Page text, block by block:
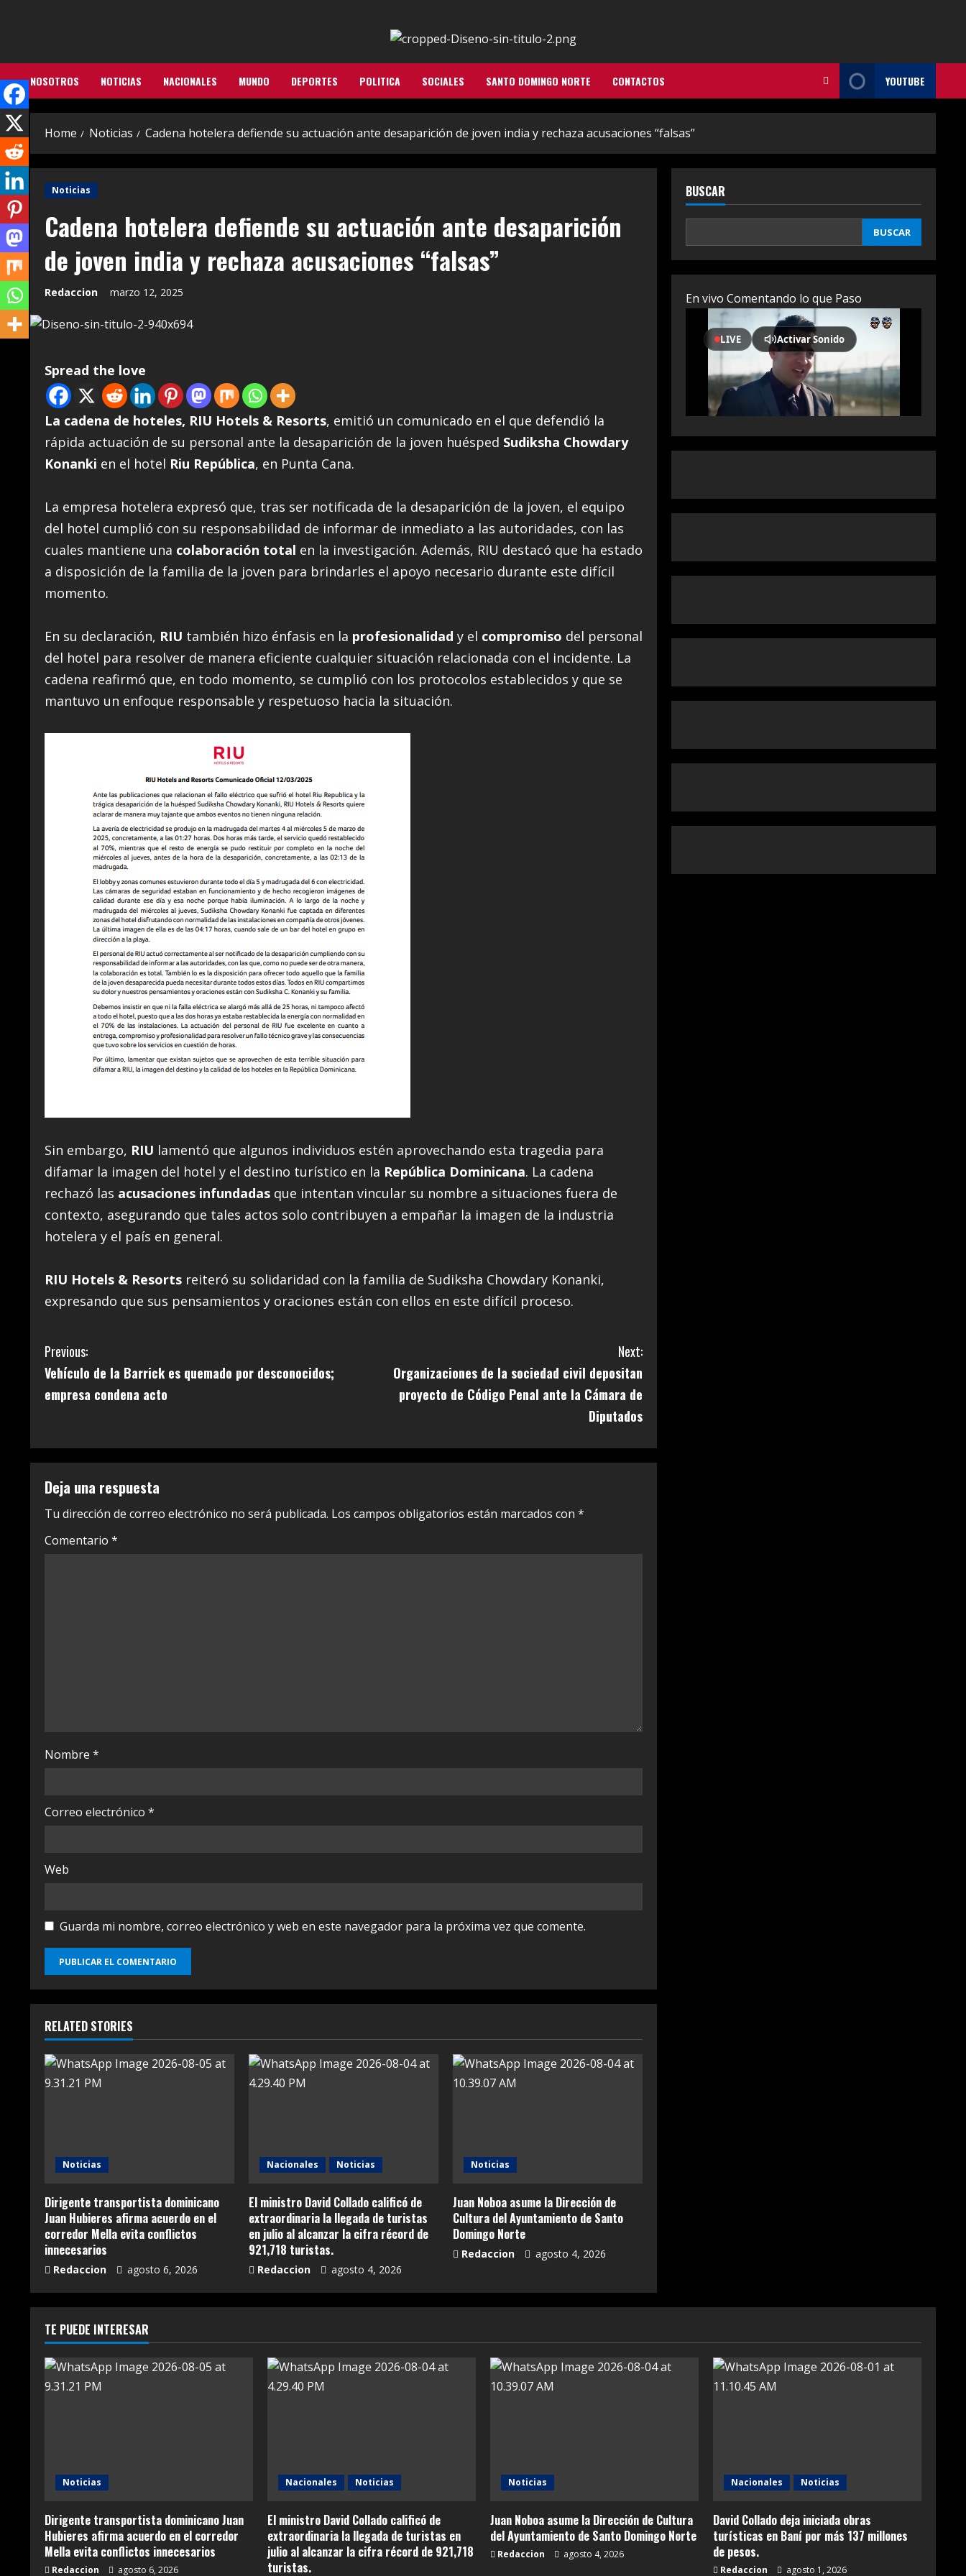
NOSOTROS NOTICIAS NACIONALES MUNDO DEPORTES POLITICA SOCIALES SANTO DOMINGO NORTE CONTACTOS YOUTUBE
Home Noticias Cadena hotelera defiende su actuación ante desaparición de joven india y rechaza acusaciones “falsas”
Noticias
Cadena hotelera defiende su actuación ante desaparición
de joven india y rechaza acusaciones “falsas”
Redaccion marzo 12, 2025
Spread the love
La cadena de hoteles, RIU Hotels & Resorts, emitió un comunicado en el que defendió la
rápida actuación de su personal ante la desaparición de la joven huésped Sudiksha Chowdary
Konanki en el hotel Riu República, en Punta Cana.
La empresa hotelera expresó que, tras ser notificada de la desaparición de la joven, el equipo
del hotel cumplió con su responsabilidad de informar de inmediato a las autoridades, con las
cuales mantiene una colaboración total en la investigación. Además, RIU destacó que ha estado
a disposición de la familia de la joven para brindarles el apoyo necesario durante este difícil
momento.
En su declaración, RIU también hizo énfasis en la profesionalidad y el compromiso del personal
del hotel para resolver de manera eficiente cualquier situación relacionada con el incidente. La
cadena reafirmó que, en todo momento, se cumplió con los protocolos establecidos y que se
mantuvo un enfoque responsable y respetuoso hacia la situación.
Sin embargo, RIU lamentó que algunos individuos estén aprovechando esta tragedia para
difamar la imagen del hotel y el destino turístico en la República Dominicana. La cadena
rechazó las acusaciones infundadas que intentan vincular su nombre a situaciones fuera de
contexto, asegurando que tales actos solo contribuyen a empañar la imagen de la industria
hotelera y el país en general.
RIU Hotels & Resorts reiteró su solidaridad con la familia de Sudiksha Chowdary Konanki,
expresando que sus pensamientos y oraciones están con ellos en este difícil proceso.
C
o
t
i
n
u
n
Previous:
Vehículo de la Barrick es quemado por desconocidos;
empresa condena acto
Next:
Organizaciones de la sociedad civil depositan
proyecto de Código Penal ante la Cámara de
Diputados
Deja una respuesta
Tu dirección de correo electrónico no será publicada. Los campos obligatorios están marcados con *
Comentario *
Nombre *
Correo electrónico *
Web
Guarda mi nombre, correo electrónico y web en este navegador para la próxima vez que comente.
RELATED STORIES
Noticias
Dirigente transportista dominicano
Juan Hubieres afirma acuerdo en el
corredor Mella evita conflictos
innecesarios
Redaccion agosto 6, 2026
Nacionales Noticias
El ministro David Collado calificó de
extraordinaria la llegada de turistas
en julio al alcanzar la cifra récord de
921,718 turistas.
Redaccion agosto 4, 2026
Noticias
Juan Noboa asume la Dirección de
Cultura del Ayuntamiento de Santo
Domingo Norte
Redaccion agosto 4, 2026
BUSCAR
BUSCAR
En vivo Comentando lo que Paso
TE PUEDE INTERESAR
Noticias
Dirigente transportista dominicano Juan
Hubieres afirma acuerdo en el corredor
Mella evita conflictos innecesarios
Redaccion agosto 6, 2026
Nacionales Noticias
El ministro David Collado calificó de
extraordinaria la llegada de turistas en
julio al alcanzar la cifra récord de 921,718
turistas.
Noticias
Juan Noboa asume la Dirección de Cultura
del Ayuntamiento de Santo Domingo Norte
Redaccion agosto 4, 2026
Nacionales Noticias
David Collado deja iniciada obras
turísticas en Baní por más 137 millones
de pesos.
Redaccion agosto 1, 2026